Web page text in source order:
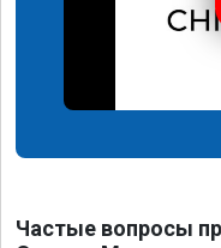
Частые вопросы